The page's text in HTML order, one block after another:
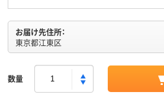
お届け先住所：
東京都江東区
数量